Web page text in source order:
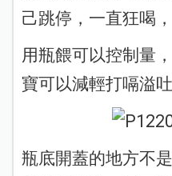
己跳停，一直狂喝
用瓶餵可以控制量
寶可以減輕打嗝溢
瓶底開蓋的地方不